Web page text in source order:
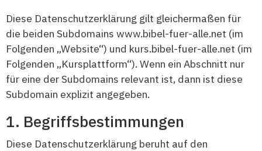
Diese Datenschutzerklärung gilt gleichermaßen für
die beiden Subdomains www.bibel-fuer-alle.net (im
Folgenden „Website“) und kurs.bibel-fuer-alle.net (im
Folgenden „Kursplattform“). Wenn ein Abschnitt nur
für eine der Subdomains relevant ist, dann ist diese
Subdomain explizit angegeben.
Begriffsbestimmungen
Diese Datenschutzerklärung beruht auf den